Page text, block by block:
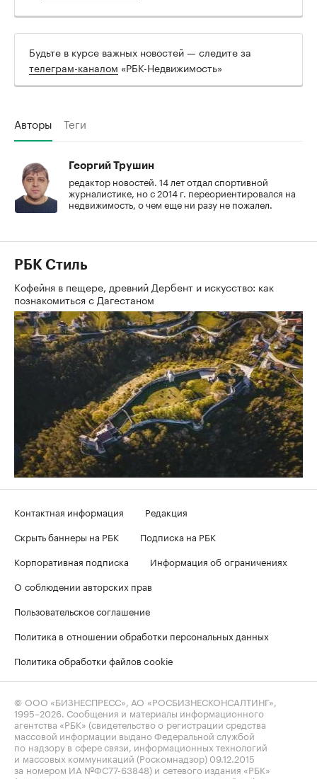
Будьте в курсе важных новостей — следите за
телеграм-каналом «РБК-Недвижимость»
Авторы Теги
Георгий Трушин
редактор новостей. 14 лет отдал спортивной
журналистике, но с 2014 г. переориентировался на
недвижимость, о чем еще ни разу не пожалел.
РБК Стиль
Кофейня в пещере, древний Дербент и искусство: как
познакомиться с Дагестаном
Контактная информация
Редакция
Скрыть баннеры на РБК
Подписка на РБК
Корпоративная подписка
Информация об ограничениях
О соблюдении авторских прав
Пользовательское соглашение
Политика в отношении обработки персональных данных
Политика обработки файлов cookie
© ООО «БИЗНЕСПРЕСС», АО «РОСБИЗНЕСКОНСАЛТИНГ»,
1995–2026 . Сообщения и материалы информационного
агентства «РБК» (свидетельство о регистрации средства
массовой информации выдано Федеральной службой
по надзору в сфере связи, информационных технологий
и массовых коммуникаций (Роскомнадзор) 09.12.2015
за номером ИА №ФС77-63848) и сетевого издания «РБК»